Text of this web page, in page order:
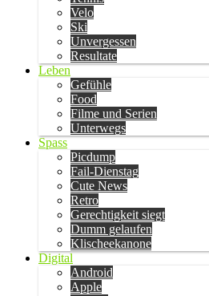
Velo
Ski
Unvergessen
Resultate
Leben
Gefühle
Food
Filme und Serien
Unterwegs
Spass
Picdump
Fail-Dienstag
Cute News
Retro
Gerechtigkeit siegt
Dumm gelaufen
Klischeekanone
Digital
Android
Apple